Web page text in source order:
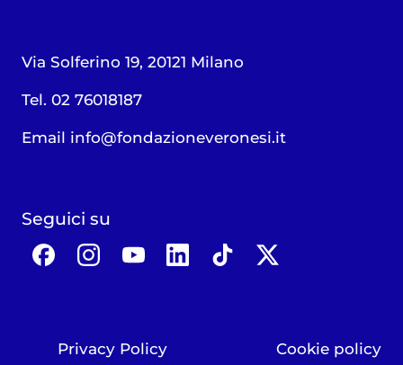
Via Solferino 19, 20121 Milano
Tel. 02 76018187
Email info@fondazioneveronesi.it
Seguici su
Privacy Policy Cookie policy